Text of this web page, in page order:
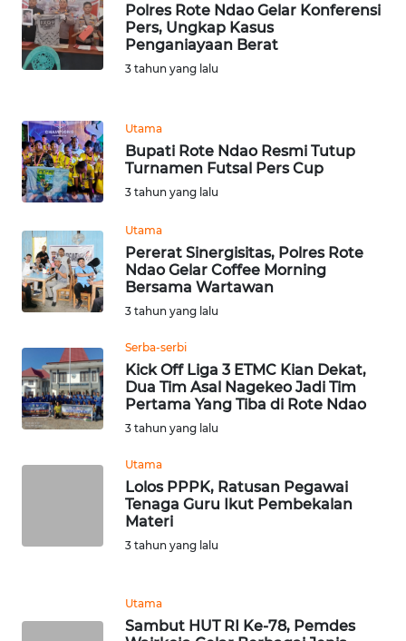
Polres Rote Ndao Gelar Konferensi
Pers, Ungkap Kasus
Penganiayaan Berat
3 tahun yang lalu
Utama
Bupati Rote Ndao Resmi Tutup
Turnamen Futsal Pers Cup
3 tahun yang lalu
Utama
Pererat Sinergisitas, Polres Rote
Ndao Gelar Coffee Morning
Bersama Wartawan
3 tahun yang lalu
Serba-serbi
Kick Off Liga 3 ETMC Kian Dekat,
Dua Tim Asal Nagekeo Jadi Tim
Pertama Yang Tiba di Rote Ndao
3 tahun yang lalu
Utama
Lolos PPPK, Ratusan Pegawai
Tenaga Guru Ikut Pembekalan
Materi
3 tahun yang lalu
Utama
Sambut HUT RI Ke-78, Pemdes
WN
SUMBAR
WN
BENGKULU
LAMPUNG
WN
JATENG
WN
NUSANTARA
WN
WN